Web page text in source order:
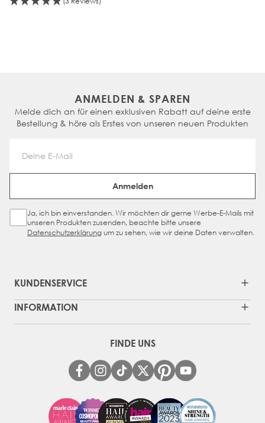
ANMELDEN & SPAREN
Melde dich an für einen exklusiven Rabatt auf deine erste
Bestellung & höre als Erstes von unseren neuen Produkten
Email Address
Anmelden
Sign Up Checkbox
Ja, ich bin einverstanden. Wir möchten dir gerne Werbe-E-Mails mit
unseren Produkten zusenden, beachte bitte unsere
Datenschutzerklärungum zu sehen, wie wir deine Daten verwalten.
KUNDENSERVICE
INFORMATION
FINDE UNS